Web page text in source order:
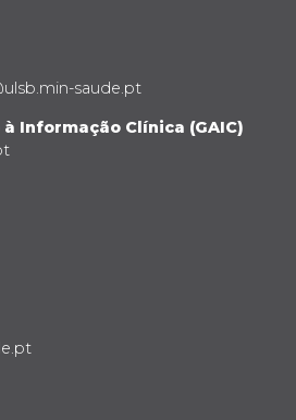
saude.pt
Informação Clínica (GAIC)